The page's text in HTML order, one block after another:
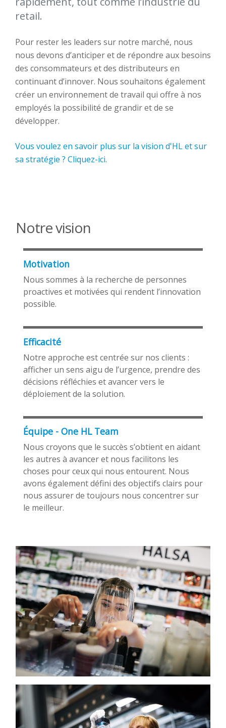
retail.
Pour rester les leaders sur notre marché, nous
nous devons d’anticiper et de répondre aux besoins
des consommateurs et des distributeurs en
continuant d’innover. Nous souhaitons également
créer un environnement de travail qui offre à nos
employés la possibilité de grandir et de se
développer.
Vous voulez en savoir plus sur la vision d'HL et sur
sa stratégie ? Cliquez-ici.
Notre vision
Motivation
Nous sommes à la recherche de personnes
proactives et motivées qui rendent l’innovation
possible.
Efficacité
Notre approche est centrée sur nos clients :
afficher un sens aigu de l’urgence, prendre des
décisions réfléchies et avancer vers le
déploiement de la solution.
Équipe - One HL Team
Nous croyons que le succès s’obtient en aidant
les autres à avancer et nous facilitons les
choses pour ceux qui nous entourent. Nous
avons également défini des objectifs clairs pour
nous assurer de toujours nous concentrer sur
le meilleur.